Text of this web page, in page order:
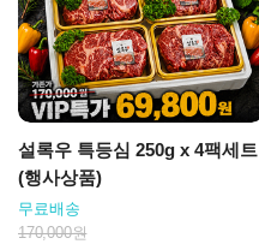
설록우 특등심 250g x 4팩세트
(행사상품)
무료배송
170,000원